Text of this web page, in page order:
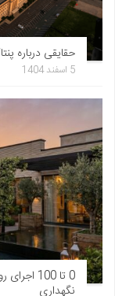
حقایقی درباره
5 اسفند 1404
0 تا 100
نگهداری